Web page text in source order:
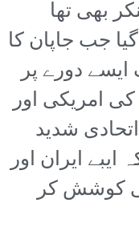
بھی تھا
جب جاپان کا
دورے پر
امریکی اور
شدید
ایران اور
کوشش کر